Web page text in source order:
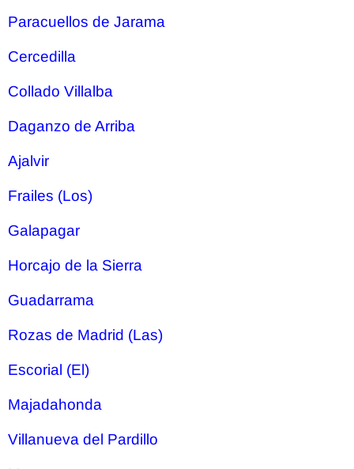
Paracuellos de Jarama
Cercedilla
Collado Villalba
Daganzo de Arriba
Ajalvir
Frailes (Los)
Galapagar
Horcajo de la Sierra
Guadarrama
Rozas de Madrid (Las)
Escorial (El)
Majadahonda
Villanueva del Pardillo